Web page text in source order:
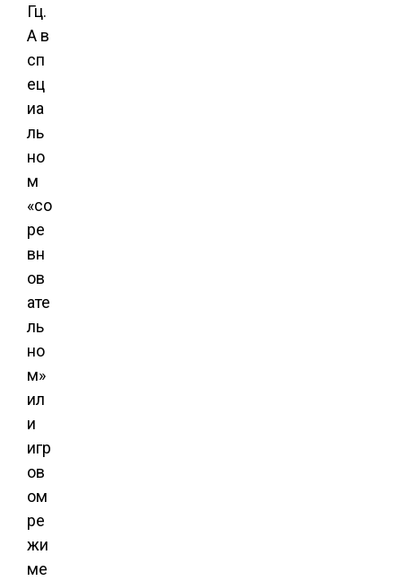
Гц.
А в
сп
ец
иа
ль
но
м
«со
ре
вн
ов
ате
ль
но
м»
ил
и
игр
ов
ом
ре
жи
ме